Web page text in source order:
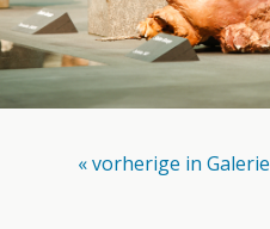
« vorherige in Galerie